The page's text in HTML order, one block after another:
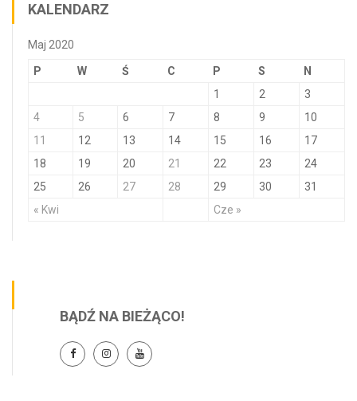
KALENDARZ
Maj 2020
P W Ś C P S N
« Kwi Cze »
1 2
3
4
5 6 7 8 9
10
11
12 13 14 15 16
17
18
19 20 21 22 23
24
25
26 27 28 29 30 31
BĄDŹ NA BIEŻĄCO!